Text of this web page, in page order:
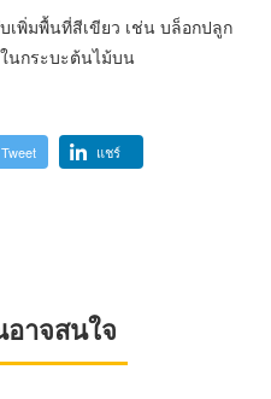
พิ่มพื้นที่สีเขียว เช่น บล็อกปลูก
นกระบะต้นไม้บน
Tweet แชร์
าจสนใจ